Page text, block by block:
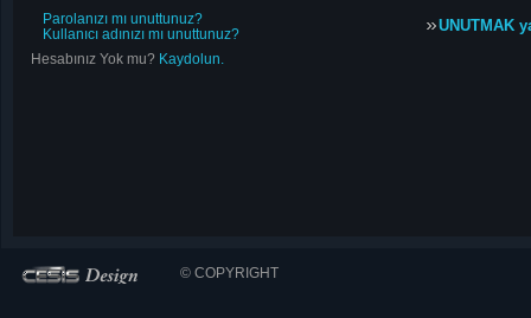
Parolanızı mı unuttunuz?
Kullanıcı adınızı mı unuttunuz?
Hesabınız Yok mu? Kaydolun.
UNUTMAK
© COPYRIGHT